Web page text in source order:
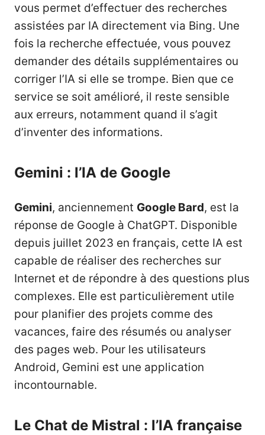
vous permet d’effectuer des recherches
assistées par IA directement via Bing. Une
fois la recherche effectuée, vous pouvez
demander des détails supplémentaires ou
corriger l’IA si elle se trompe. Bien que ce
service se soit amélioré, il reste sensible
aux erreurs, notamment quand il s’agit
d’inventer des informations.
Gemini : l’IA de Google
Gemini, anciennement Google Bard, est la
réponse de Google à ChatGPT. Disponible
depuis juillet 2023 en français, cette IA est
capable de réaliser des recherches sur
Internet et de répondre à des questions plus
complexes. Elle est particulièrement utile
pour planifier des projets comme des
vacances, faire des résumés ou analyser
des pages web. Pour les utilisateurs
Android, Gemini est une application
incontournable.
Le Chat de Mistral : l’IA française